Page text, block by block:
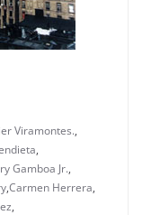
Viramontes.,
,
Gamboa Jr.,
,Carmen Herrera,
,